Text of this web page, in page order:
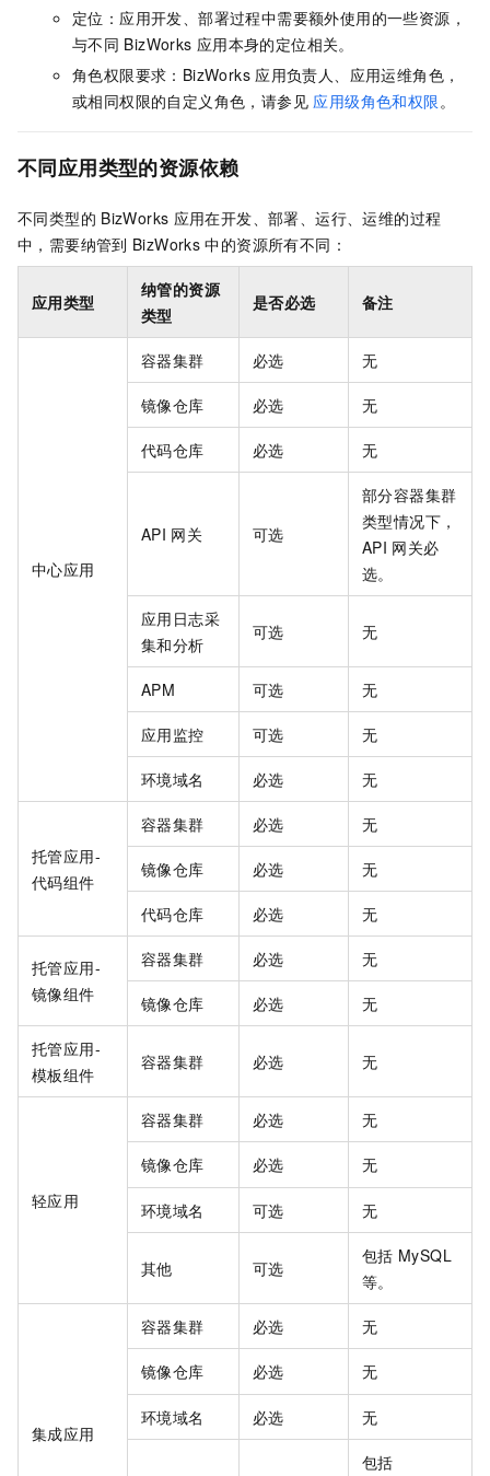
定位：应用开发、部署过程中需要额外使用的一些资源，
与不同 BizWorks 应用本身的定位相关。
角色权限要求：BizWorks 应用负责人、应用运维角色，
或相同权限的自定义角色，请参见 应用级角色和权限。
不同应用类型的资源依赖
不同类型的 BizWorks 应用在开发、部署、运行、运维的过程
中，需要纳管到 BizWorks 中的资源所有不同：
应用类型
纳管的资源
类型
是否必选 备注
中心应用
容器集群 必选 无
镜像仓库 必选 无
代码仓库 必选 无
API 网关 可选
部分容器集群
类型情况下，
API 网关必
选。
应用日志采
集和分析
可选 无
APM 可选 无
应用监控 可选 无
环境域名 必选 无
托管应用-
代码组件
容器集群 必选 无
镜像仓库 必选 无
代码仓库 必选 无
托管应用-
镜像组件
容器集群 必选 无
镜像仓库 必选 无
托管应用-
模板组件
容器集群 必选 无
轻应用
容器集群 必选 无
镜像仓库 必选 无
环境域名 可选 无
其他 可选
包括 MySQL
等。
集成应用
容器集群 必选 无
镜像仓库 必选 无
环境域名 必选 无
包括